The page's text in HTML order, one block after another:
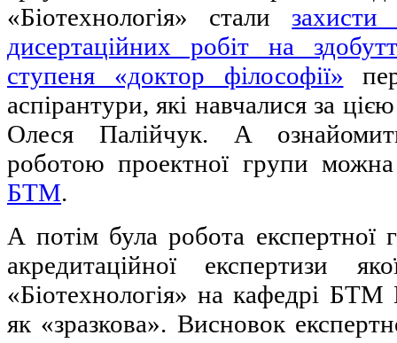
«Біотехнологія» стали
дисертаційних робіт на
ступеня «доктор філософії»
аспірантури, які навчалися за
Олеся Палійчук. А
роботою проектної групи
БТМ.
А потім була робота експертної
акредитаційної експертизи
«Біотехнологія» на кафедрі
як «зразкова». Висновок